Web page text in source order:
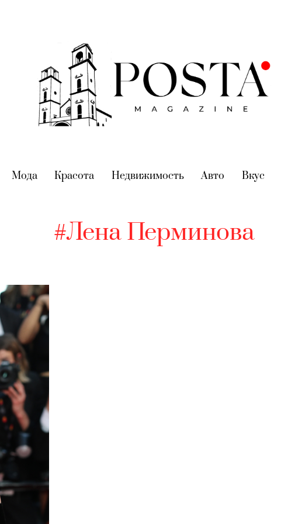
(current)
Мода(current)
Красота (current)
Недвижимость(current)
Авто (current)
Вкус
#Лена Перминова